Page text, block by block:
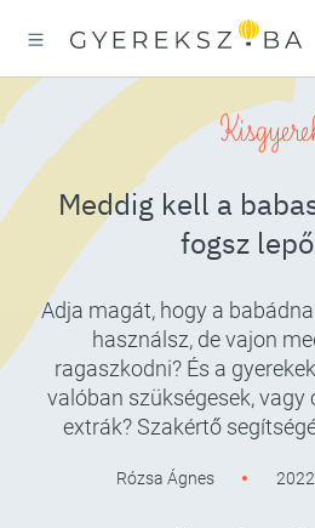
Meddig kell a
fogsz
Adja magát, hogy a
használsz, de vajon
ragaszkodni? És a
valóban szükségesek, vagy
extrák? Szakértő
Rózsa Ágnes